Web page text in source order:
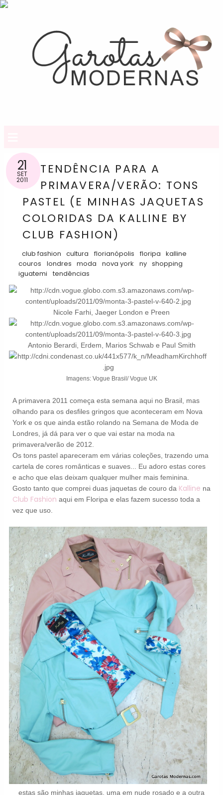
21
SET
2011
TENDÊNCIA PARA A
PRIMAVERA/VERÃO: TONS
PASTEL (E MINHAS JAQUETAS
COLORIDAS DA KALLINE BY
CLUB FASHION)
club fashion cultura florianópolis floripa
kalline
couros
londres moda nova york ny shopping
iguatemi
tendências
Nicole Farhi, Jaeger London e Preen
Antonio Berardi, Erdem, Marios Schwab e Paul Smith
Imagens: Vogue Brasil/ Vogue UK
A primavera 2011 começa esta semana aqui no Brasil, mas
olhando para os desfiles gringos que aconteceram em Nova
York e os que ainda estão rolando na Semana de Moda de
Londres, já dá para ver o que vai estar na moda na
primavera/verão de 2012.
Os tons pastel apareceram em várias coleções, trazendo uma
cartela de cores românticas e suaves... Eu adoro estas cores
e acho que elas deixam qualquer mulher mais feminina.
Gosto tanto que comprei duas jaquetas de couro da Kalline na
Club Fashion aqui em Floripa e elas fazem sucesso toda a
vez que uso.
estas são minhas jaquetas, uma em nude rosado e a outra